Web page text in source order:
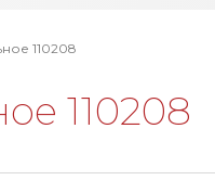
110208
110208